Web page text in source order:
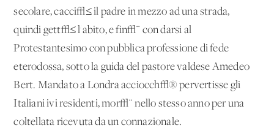
secolare, cacci√≤ il padre in mezzo ad una strada,
quindi gett√≤ l'abito, e fin√¨ con darsi al
Protestantesimo con pubblica professione di fede
eterodossa, sotto la guida del pastore valdese Amedeo
Bert. Mandato a Londra acciocch√® pervertisse gli
Italiani ivi residenti, mor√¨ nello stesso anno per una
coltellata ricevuta da un connazionale.